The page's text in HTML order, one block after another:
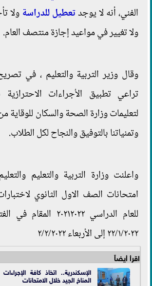
الفني، أنه لا يوجدتعطيل للدراسة ولا
ولا تغيير في مواعيد إجازة منتصف العام.
وقال وزير التربية والتعليم ، في
تراعي تطبيق الأجراءات
لتعليمات وزارة الصحة والسكان للوقاية
وتمنياتنا بالتوفيق والنجاح لكل الطلاب.
واعلنت وزارة التربية والتعليم
امتحانات الصف الاول الثانوي
للعام الدراسي
٢٢/١/٢٠٢٢ إلى الأربعاء ٢/٢/٢٠٢٢
اقرأ أيضاً
الإسكندرية.. اتخاذ كافة الإجراءات
المناخ الجيد خلالالامتحانات